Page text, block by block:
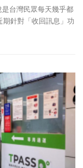
台灣民眾每天幾乎都
期針對「收回訊息」功
聊天室的收回時限從